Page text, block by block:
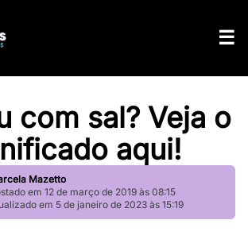
com sal? Veja o
aqui!
Mazetto
em 12 de março de 2019 às 08:15
em 5 de janeiro de 2023 às 15:19